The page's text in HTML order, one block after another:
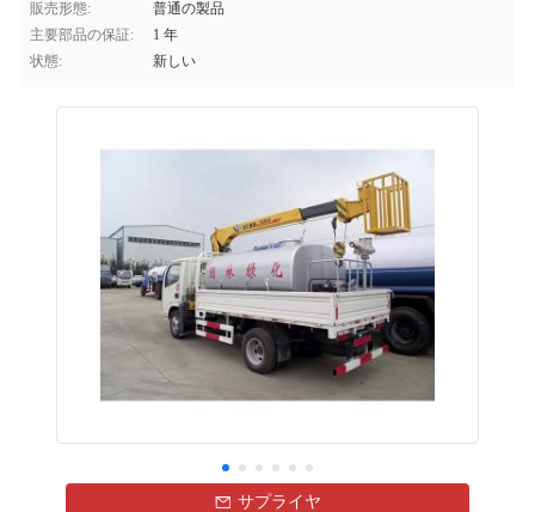
販売形態:
普通の製品
主要部品の保証:
1 年
状態:
新しい
サプライヤ